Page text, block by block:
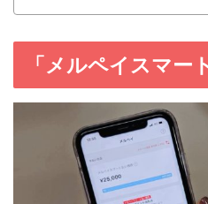
「メルペイスマー